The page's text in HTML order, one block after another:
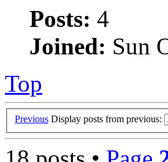
Posts: 4
Joined: Sun
Top
Previous Display posts from previous: